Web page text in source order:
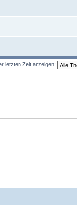
letzten Zeit anzeigen: